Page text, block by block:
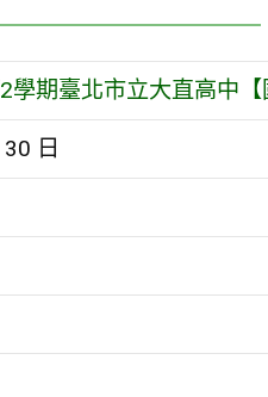
學期臺北市立大直高中
日